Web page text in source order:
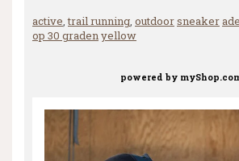
active,trail running, outdoorsneaker
op 30 gradenyellow
powered by